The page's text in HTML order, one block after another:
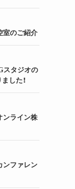
室のご紹介
スタジオの
した！
ンライン株
ンファレン